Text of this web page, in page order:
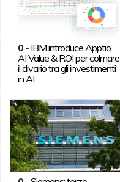
0- IBM introduce Apptio
AI Value & ROI per colmare
il divario tra gli investimenti
in AI